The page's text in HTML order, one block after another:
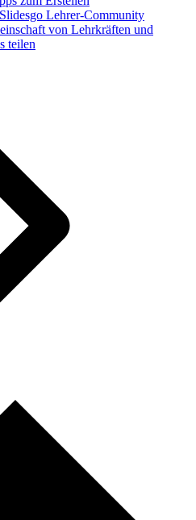
Slidesgo Lehrer-Community
von Lehrkräften und
teilen